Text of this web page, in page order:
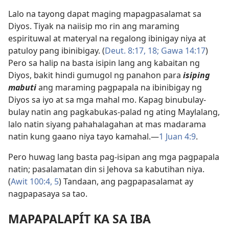
Lalo na tayong dapat maging mapagpasalamat sa
Diyos. Tiyak na naiisip mo rin ang maraming
espirituwal at materyal na regalong ibinigay niya at
patuloy pang ibinibigay. (Deut. 8:17, 18; Gawa 14:17)
Pero sa halip na basta isipin lang ang kabaitan ng
Diyos, bakit hindi gumugol ng panahon para isiping
mabutiang maraming pagpapala na ibinibigay ng
Diyos sa iyo at sa mga mahal mo. Kapag binubulay-
bulay natin ang pagkabukas-palad ng ating Maylalang,
lalo natin siyang pahahalagahan at mas madarama
natin kung gaano niya tayo kamahal.​—1 Juan 4:9.
Pero huwag lang basta pag-isipan ang mga pagpapala
natin; pasalamatan din si Jehova sa kabutihan niya.
(Awit 100:4, 5) Tandaan, ang pagpapasalamat ay
nagpapasaya sa tao.
MAPAPALAPÍT KA SA IBA